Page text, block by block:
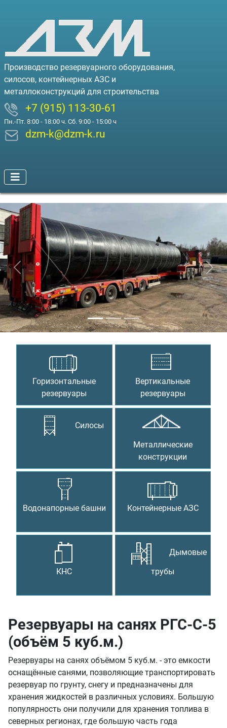
Производство резервуарного оборудования,
силосов, контейнерных АЗС и
металлоконструкций для строительства
+7 (915) 113-30-61
Пн.-Пт. 8:00 - 18:00 ч. Сб. 9:00 - 15:00 ч
dzm-k@dzm-k.ru
Предыдущий
Горизонтальные
резервуары
Вертикальные
резервуары
Силосы
Металлические
конструкции
Водонапорные башни Контейнерные АЗС
КНС
Дымовые
трубы
Резервуары на санях РГС-С-5
(объём 5 куб.м.)
Резервуары на санях объёмом 5 куб.м. - это емкости
оснащённые санями, позволяющие транспортировать
резервуар по грунту, снегу и предназначены для
хранения жидкостей в различных условиях. Большую
популярность они получили для хранения топлива в
северных регионах, где большую часть года